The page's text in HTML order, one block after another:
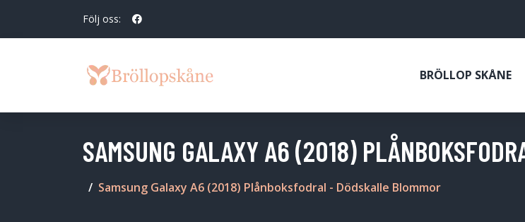
Följ oss:
BRÖLLOP SKÅNE
SAMSUNG GALAXY A6 (2018)
Samsung Galaxy A6 (2018) Plånboksfodral - Dödskalle Blommor